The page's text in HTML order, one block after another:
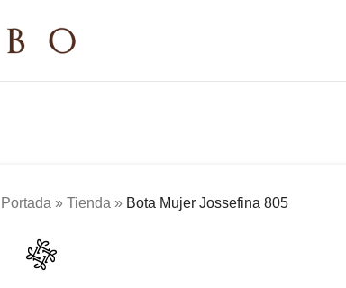
Portada » Tienda » Bota Mujer Jossefina 805